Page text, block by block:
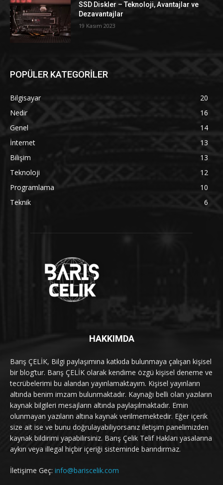
SSD Diskler – Teknoloji, Avantajlar ve
Dezavantajlar
19 Kasım 2023
POPÜLER KATEGORİLER
Bilgisayar
20
Nedir
16
Genel
14
İnternet
13
Bilişim
13
Teknoloji
12
Programlama
10
Teknik
6
HAKKIMDA
Barış ÇELİK, Bilgi paylaşımına katkıda bulunmaya çalışan kişisel
bir blog’tur. Barış ÇELİK olarak kendime özgü kişisel deneme ve
tecrübelerimi bu alandan yayınlamaktayım. Kişisel yayınların
altında benim imzam bulunmaktadır. Kaynağı belli olan yazıların
kaynak bilgileri mesajların altında paylaşılmaktadır. Emin
olunmayan yazıların altına kaynak verilmemektedir. Eğer içerik
size ait ise ve bunu doğrulayabiliyorsanız iletişim panelimizden
kaynak bildirimi yapabilirsiniz. Barış Çelik Telif Hakları yasalarına
aykırı veya illegal hiçbir içeriği sisteminde barındırmaz.
İletişime Geç: info@bariscelik.com